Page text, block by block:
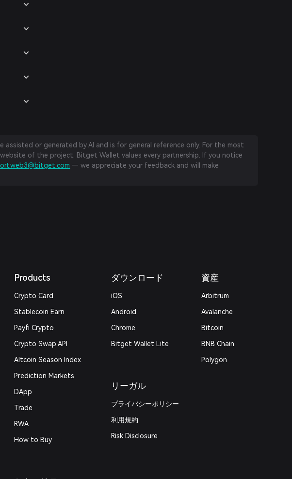
assisted or generated by AI and is for general reference only. For the most
of the project. Bitget Wallet values every partnership. If you notice
— we appreciate your feedback and will make
Products
Crypto Card
Stablecoin Earn
Payfi Crypto
Crypto Swap API
Altcoin Season Index
Prediction Markets
DApp
Trade
RWA
How to Buy
ダウンロード
iOS
Android
Chrome
Bitget Wallet Lite
リーガル
プライバシーポリシー
利用規約
Risk Disclosure
資産
Arbitrum
Avalanche
Bitcoin
BNB Chain
Polygon